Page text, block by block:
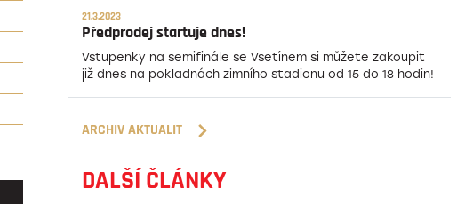
21.3.2023
Předprodej startuje dnes!
Vstupenky na semifinále se Vsetínem si můžete zakoupit
již dnes na pokladnách zimního stadionu od 15 do 18 hodin!
ARCHIV AKTUALIT
DALŠÍ ČLÁNKY